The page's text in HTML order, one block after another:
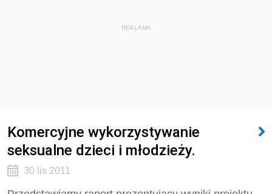
REKLAMA
Komercyjne wykorzystywanie
seksualne dzieci i młodzieży.
30 lis 2011